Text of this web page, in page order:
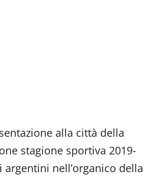
alla città della
stagione sportiva 2019-
nell’organico della